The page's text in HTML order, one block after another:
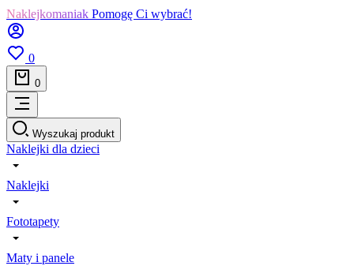
Naklejkomaniak Pomogę Ci wybrać!
0
0
Wyszukaj produkt
Naklejki dla dzieci
Naklejki
Fototapety
Maty i panele